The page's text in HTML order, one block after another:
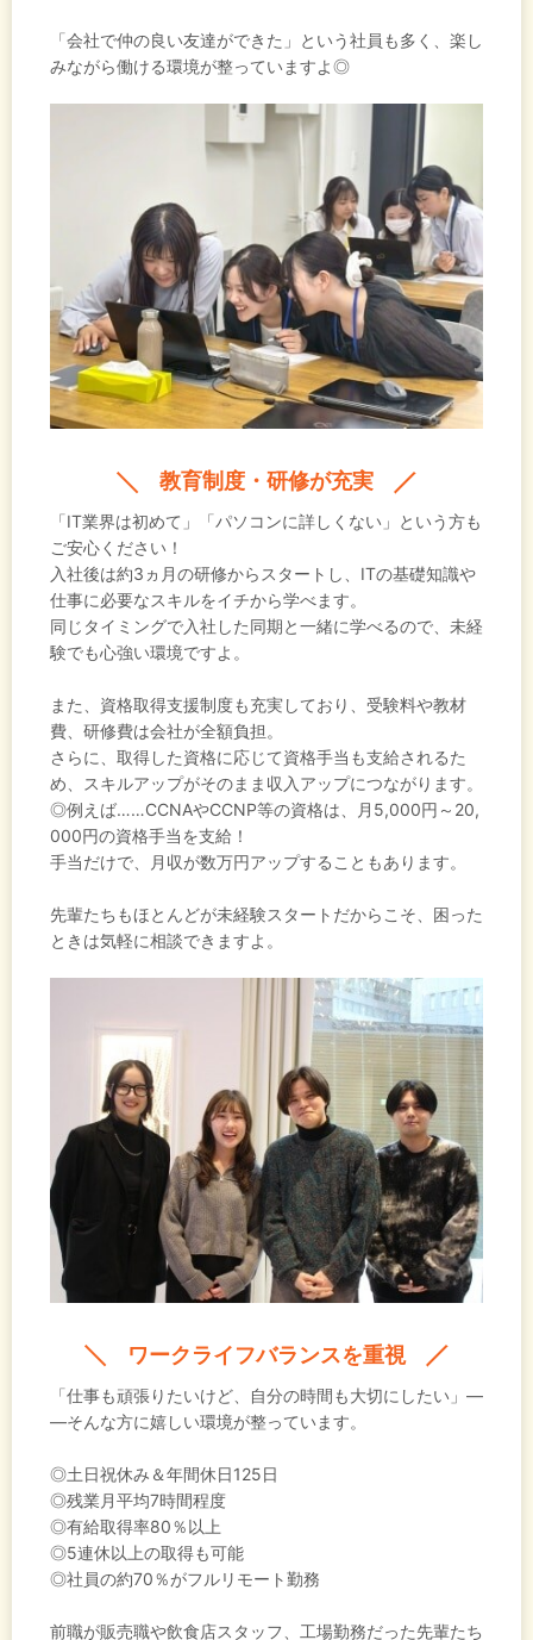
「会社で仲の良い友達ができた」という社員も多く、楽し
みながら働ける環境が整っていますよ◎
教育制度・研修が充実
「IT業界は初めて」「パソコンに詳しくない」という方も
ご安心ください！
入社後は約3ヵ月の研修からスタートし、ITの基礎知識や
仕事に必要なスキルをイチから学べます。
同じタイミングで入社した同期と一緒に学べるので、未経
験でも心強い環境ですよ。
また、資格取得支援制度も充実しており、受験料や教材
費、研修費は会社が全額負担。
さらに、取得した資格に応じて資格手当も支給されるた
め、スキルアップがそのまま収入アップにつながります。
◎例えば……CCNAやCCNP等の資格は、月5,000円～20,
000円の資格手当を支給！
手当だけで、月収が数万円アップすることもあります。
先輩たちもほとんどが未経験スタートだからこそ、困った
ときは気軽に相談できますよ。
ワークライフバランスを重視
「仕事も頑張りたいけど、自分の時間も大切にしたい」―
―そんな方に嬉しい環境が整っています。
◎土日祝休み＆年間休日125日
◎残業月平均7時間程度
◎有給取得率80％以上
◎5連休以上の取得も可能
◎社員の約70％がフルリモート勤務
前職が販売職や飲食店スタッフ、工場勤務だった先輩たち